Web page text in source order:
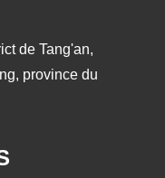
de Tang'an,
province du